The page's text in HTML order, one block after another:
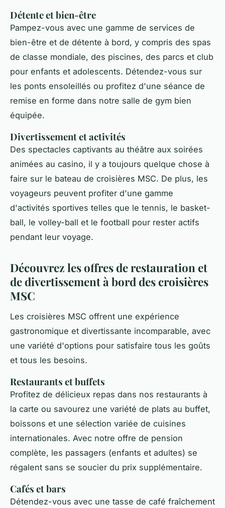
Détente et bien-être
Pampez-vous avec une gamme de services de
bien-être et de détente à bord, y compris des spas
de classe mondiale, des piscines, des parcs et club
pour enfants et adolescents. Détendez-vous sur
les ponts ensoleillés ou profitez d'une séance de
remise en forme dans notre salle de gym bien
équipée.
Divertissement et activités
Des spectacles captivants au théâtre aux soirées
animées au casino, il y a toujours quelque chose à
faire sur le bateau de croisières MSC. De plus, les
voyageurs peuvent profiter d'une gamme
d'activités sportives telles que le tennis, le basket-
ball, le volley-ball et le football pour rester actifs
pendant leur voyage.
Découvrez les offres de restauration et
de divertissement à bord des croisières
MSC
Les croisières MSC offrent une expérience
gastronomique et divertissante incomparable, avec
une variété d'options pour satisfaire tous les goûts
et tous les besoins.
Restaurants et buffets
Profitez de délicieux repas dans nos restaurants à
la carte ou savourez une variété de plats au buffet,
boissons et une sélection variée de cuisines
internationales. Avec notre offre de pension
complète, les passagers (enfants et adultes) se
régalent sans se soucier du prix supplémentaire.
Cafés et bars
Détendez-vous avec une tasse de café fraîchement